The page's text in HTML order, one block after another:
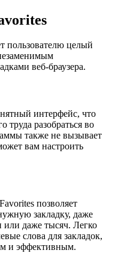
пользователю целый
веб-браузера.
интерфейс, что
труда разобраться во
также не вызывает
вам настроить
позволяет
закладку, даже
или даже тысяч. Легко
слова для закладок,
и эффективным.